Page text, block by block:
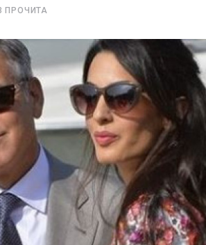
ПРОЧИТА